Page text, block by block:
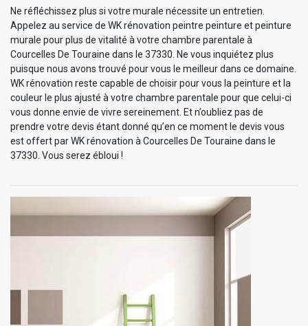
Ne réfléchissez plus si votre murale nécessite un entretien.
Appelez au service de WK rénovation peintre peinture et peinture
murale pour plus de vitalité à votre chambre parentale à
Courcelles De Touraine dans le 37330. Ne vous inquiétez plus
puisque nous avons trouvé pour vous le meilleur dans ce domaine.
WK rénovation reste capable de choisir pour vous la peinture et la
couleur le plus ajusté à votre chambre parentale pour que celui-ci
vous donne envie de vivre sereinement. Et n’oubliez pas de
prendre votre devis étant donné qu’en ce moment le devis vous
est offert par WK rénovation à Courcelles De Touraine dans le
37330. Vous serez ébloui !